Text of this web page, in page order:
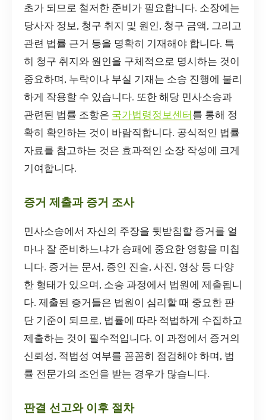
초가 되므로 철저한 준비가 필요합니다. 소장에는
당사자 정보, 청구 취지 및 원인, 청구 금액, 그리고
관련 법률 근거 등을 명확히 기재해야 합니다. 특
히 청구 취지와 원인을 구체적으로 명시하는 것이
중요하며, 누락이나 부실 기재는 소송 진행에 불리
하게 작용할 수 있습니다. 또한 해당 민사소송과
관련된 법률 조항은 국가법령정보센터 를 통해 정
확히 확인하는 것이 바람직합니다. 공식적인 법률
자료를 참고하는 것은 효과적인 소장 작성에 크게
기여합니다.
증거 제출과 증거 조사
민사소송에서 자신의 주장을 뒷받침할 증거를 얼
마나 잘 준비하느냐가 승패에 중요한 영향을 미칩
니다. 증거는 문서, 증인 진술, 사진, 영상 등 다양
한 형태가 있으며, 소송 과정에서 법원에 제출됩니
다. 제출된 증거들은 법원이 심리할 때 중요한 판
단 기준이 되므로, 법률에 따라 적법하게 수집하고
제출하는 것이 필수적입니다. 이 과정에서 증거의
신뢰성, 적법성 여부를 꼼꼼히 점검해야 하며, 법
률 전문가의 조언을 받는 경우가 많습니다.
판결 선고와 이후 절차